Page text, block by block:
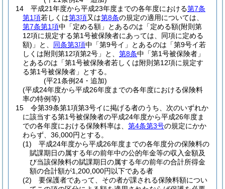
14
平成21年度から平成23年度までの各年度における第7条
第1項若しくは第3項又は第8条の規定の適用については、
第7条第1項中「定める額」とあるのは「定める額(附則第
12項に規定する第1号被保険者にあっては、同項に定める
額) 」と、 同条第3項中「第9号イ」とあるのは「第9号イ若
しくは附則第12項第2号」と、 第8条中「第1号被保険者」
とあるのは「第1号被保険者若しくは附則第12項に規定す
る第1号被保険者」とする。
(平21条例24・追加)
(平成24年度から平成26年度までの各年度における保険料
率の特例等)
15
令第39条第1項第3号イに掲げる者のうち、次のいずれか
に該当する第1号被保険者の平成24年度から平成26年度ま
での各年度における保険料率は、 第4条第3号の規定にかか
わらず、36,000円とする。
(1)
平成24年度から平成26年度までの各年度分の保険料の
賦課期日の属する年の前年中の公的年金等の収入金額及
び当該保険料の賦課期日の属する年の前年の合計所得金
額の合計額が1,200,000円以下である者
(2)
要保護者であって、その者が課される保険料額につい